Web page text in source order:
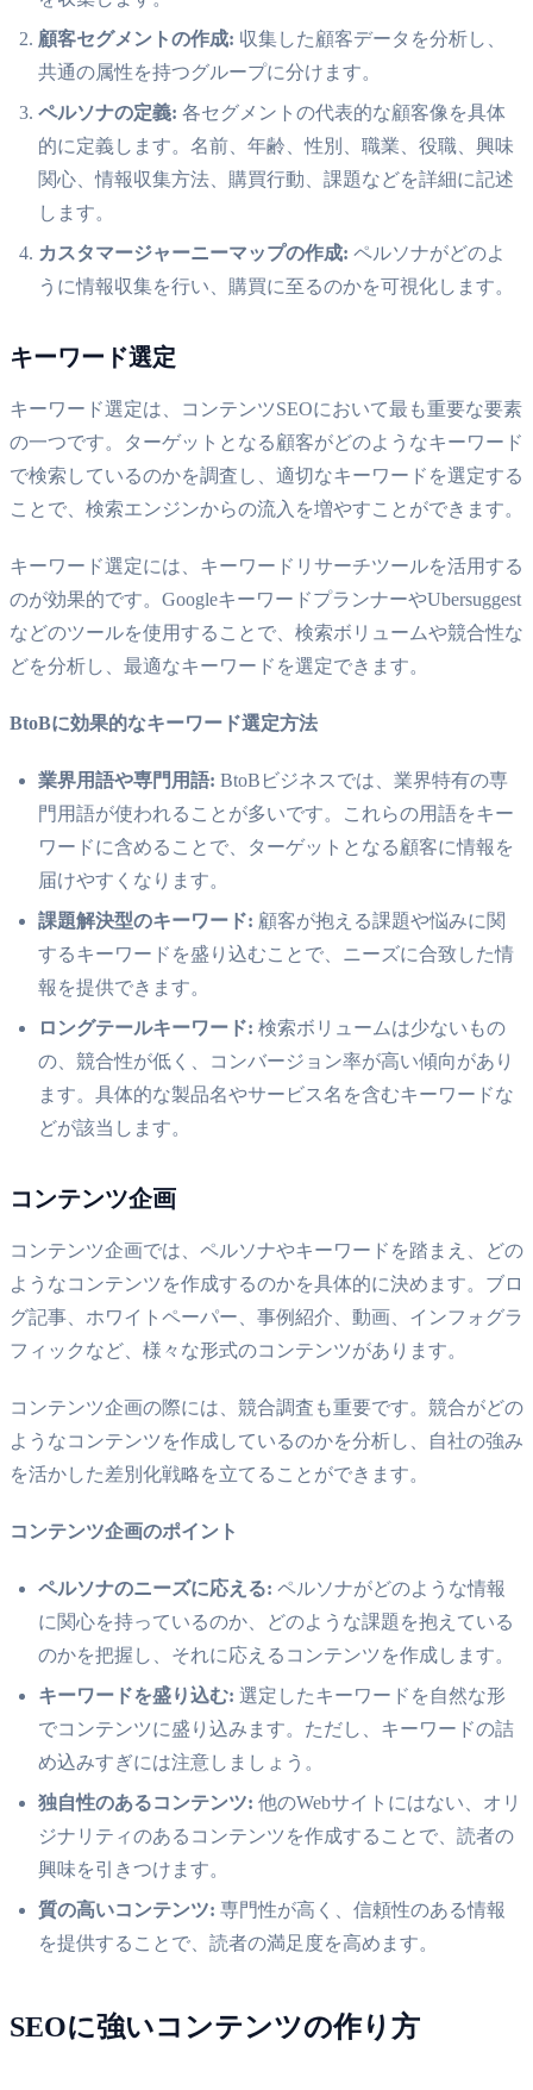
顧客セグメントの作成: 収集した顧客データを分析し、
共通の属性を持つグループに分けます。
ペルソナの定義: 各セグメントの代表的な顧客像を具体
的に定義します。名前、年齢、性別、職業、役職、興味
関心、情報収集方法、購買行動、課題などを詳細に記述
します。
カスタマージャーニーマップの作成: ペルソナがどのよ
うに情報収集を行い、購買に至るのかを可視化します。
キーワード選定
キーワード選定は、コンテンツSEOにおいて最も重要な要素
の一つです。ターゲットとなる顧客がどのようなキーワード
で検索しているのかを調査し、適切なキーワードを選定する
ことで、検索エンジンからの流入を増やすことができます。
キーワード選定には、キーワードリサーチツールを活用する
のが効果的です。GoogleキーワードプランナーやUbersuggest
などのツールを使用することで、検索ボリュームや競合性な
どを分析し、最適なキーワードを選定できます。
BtoBに効果的なキーワード選定方法
業界用語や専門用語: BtoBビジネスでは、業界特有の専
門用語が使われることが多いです。これらの用語をキー
ワードに含めることで、ターゲットとなる顧客に情報を
届けやすくなります。
課題解決型のキーワード: 顧客が抱える課題や悩みに関
するキーワードを盛り込むことで、ニーズに合致した情
報を提供できます。
ロングテールキーワード: 検索ボリュームは少ないもの
の、競合性が低く、コンバージョン率が高い傾向があり
ます。具体的な製品名やサービス名を含むキーワードな
どが該当します。
コンテンツ企画
コンテンツ企画では、ペルソナやキーワードを踏まえ、どの
ようなコンテンツを作成するのかを具体的に決めます。ブロ
グ記事、ホワイトペーパー、事例紹介、動画、インフォグラ
フィックなど、様々な形式のコンテンツがあります。
コンテンツ企画の際には、競合調査も重要です。競合がどの
ようなコンテンツを作成しているのかを分析し、自社の強み
を活かした差別化戦略を立てることができます。
コンテンツ企画のポイント
ペルソナのニーズに応える: ペルソナがどのような情報
に関心を持っているのか、どのような課題を抱えている
のかを把握し、それに応えるコンテンツを作成します。
キーワードを盛り込む: 選定したキーワードを自然な形
でコンテンツに盛り込みます。ただし、キーワードの詰
め込みすぎには注意しましょう。
独自性のあるコンテンツ: 他のWebサイトにはない、オリ
ジナリティのあるコンテンツを作成することで、読者の
興味を引きつけます。
質の高いコンテンツ: 専門性が高く、信頼性のある情報
を提供することで、読者の満足度を高めます。
SEOに強いコンテンツの作り方